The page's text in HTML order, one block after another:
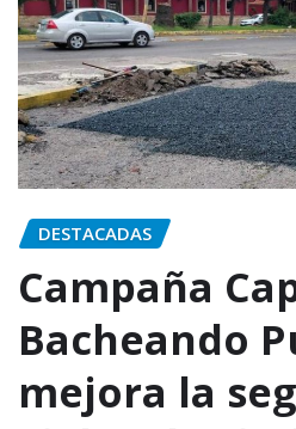
DESTACADAS
Campaña
Bacheando
mejora la